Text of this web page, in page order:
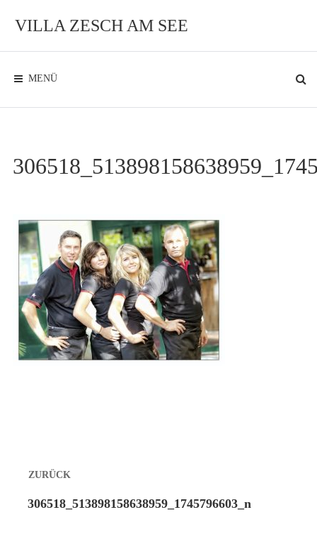
InhaltVILLA ZESCH AM SEE
Ambiente
See MENÜ
ZURÜCK
Vorheriger
306518_513898158638959_1745796603_n